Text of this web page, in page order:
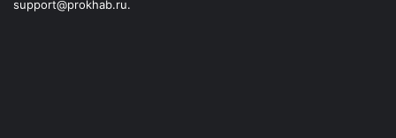
support@prokhab.ru.